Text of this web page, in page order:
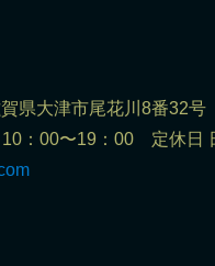
県大津市尾花川8番32号
00〜19：00 定休日